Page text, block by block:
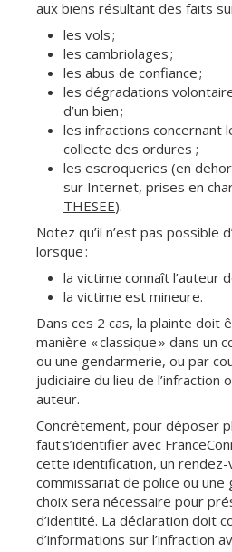
aux biens résultant des faits
les vols ;
les cambriolages ;
les abus de confiance ;
les dégradations
d’un bien ;
les infractions concernant
collecte des ordures ;
les escroqueries (en
sur Internet, prises en
THESEE).
Notez qu’il n’est pas possible
lorsque :
la victime connaît l’auteur
la victime est mineure.
Dans ces 2 cas, la plainte doit
manière « classique » dans un
ou une gendarmerie, ou par
judiciaire du lieu de l’infraction
auteur.
Concrètement, pour déposer
faut s’identifier avec
cette identification, un rendez-
commissariat de police ou une
choix sera nécessaire pour
d’identité. La déclaration doit
d’informations sur l’infraction